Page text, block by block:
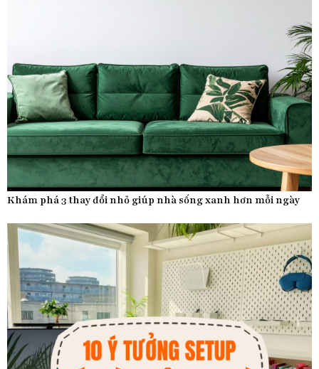
Khám phá 3 thay đổi nhỏ giúp nhà sống xanh hơn mỗi ngày